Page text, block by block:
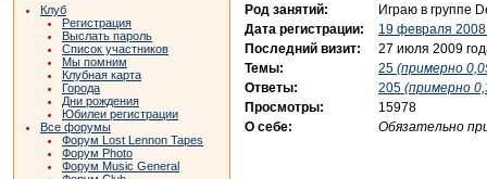
Клуб
Регистрация
Выслать пароль
Список участников
Мы помним
Клубная карта
Города
Дни рождения
Юбилеи регистрации
Все форумы
Форум Lost Lennon Tapes
Форум Photo
Форум Music General
Род занятий:
Играю в группе
Дата регистрации:
19 февраля 2008
Последний визит:
27 июля 2009
Темы:
25 (примерно
Ответы:
205 (примерно
Просмотры:
15978
О себе:
Обязательно